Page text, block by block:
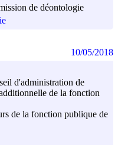
de déontologie
d'administration de
de la fonction
de la fonction publique de
10/05/2018